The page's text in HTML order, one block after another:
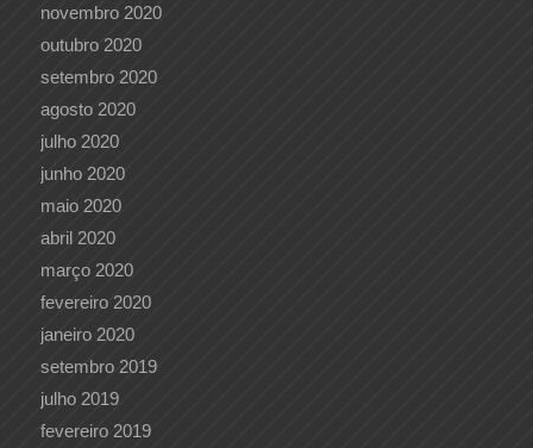
novembro 2020
outubro 2020
setembro 2020
agosto 2020
julho 2020
junho 2020
maio 2020
abril 2020
março 2020
fevereiro 2020
janeiro 2020
setembro 2019
julho 2019
fevereiro 2019